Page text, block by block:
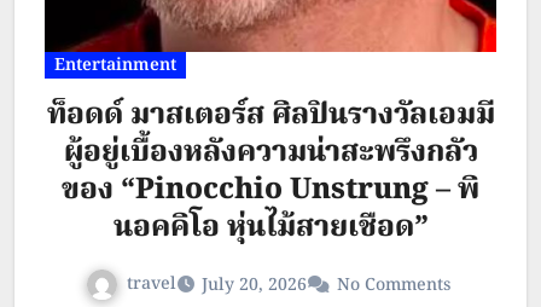
ระดับโลกมาร่วมงาน ยกระดับรันเวย์ใน
ประเทศไทย รวมนักธุรกิจและเจ้าของ
แบรนด์ มาพบกันอย่างคับคั่ง การันตี
ผลงานด้วยรางวัลจาก British Film…
Entertainment
ท็อดด์ มาสเตอร์ส ศิลปินรางวัลเอมมี
ผู้อยู่เบื้องหลังความน่าสะพรึงกลัว
ของ “Pinocchio Unstrung – พิ
นอคคิโอ หุ่นไม้สายเชือด”
travel July 20, 2026 No Comments